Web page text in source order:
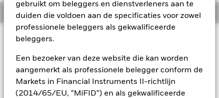
gebruikt om beleggers en dienstverleners aan te
duiden die voldoen aan de specificaties voor zowel
professionele beleggers als gekwalificeerde
beleggers.
Een bezoeker van deze website die kan worden
aangemerkt als professionele belegger conform de
Markets in Financial Instruments II-richtlijn
(2014/65/EU, “MiFID”) en als gekwalificeerde
Overzicht
BELEGGINGSDOEL
index die bestaat uit staatsobligaties met vaste rente
uitgegeven door het Ministerie van Financiën van de
Volksrepubliek China (PRC) en schuldinstrumenten die zijn
uitgegeven door Chinese beleidsbanken.